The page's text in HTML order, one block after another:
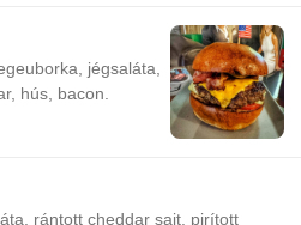
jégsaláta,
paradicsom, hagyma, cheddar, hús, bacon.
rántott cheddar sajt, pirított